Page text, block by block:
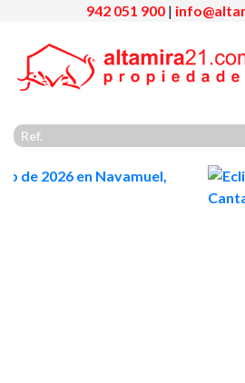
942 051 900 |